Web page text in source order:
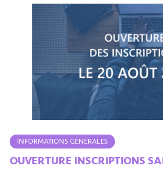
INFORMATIONS GÉNÉRALES
OUVERTURE INSCRIPTIONS